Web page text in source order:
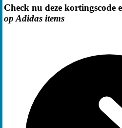
Check nu deze kortingscode
op Adidas items